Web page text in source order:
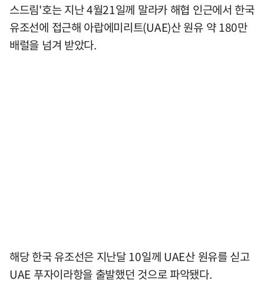
스드림'호는 지난 4월21일께 말라카 해협 인근에서 한국
유조선에 접근해 아랍에미리트(UAE)산 원유 약 180만
배럴을 넘겨 받았다.
해당 한국 유조선은 지난달 10일께 UAE산 원유를 싣고
UAE 푸자이라항을 출발했던 것으로 파악됐다.